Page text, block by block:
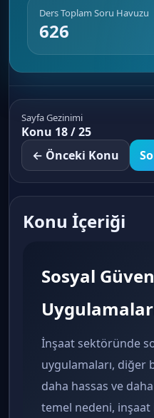
Ders Toplam Soru Havuzu
626
Sayfa Gezinimi
Konu 18 / 25
← Önceki Konu
Konu İçeriği
Sosyal
İnşaat sektöründe
uygulamaları,
daha hassas ve daha
temel nedeni,